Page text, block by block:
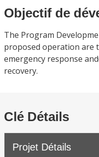
Objectif de
The Program
proposed operation are
emergency response
recovery.
Clé Détails
Projet Détails